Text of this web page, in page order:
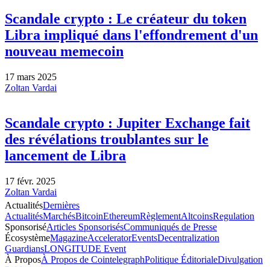
Scandale crypto : Le créateur du token
Libra impliqué dans l'effondrement d'un
nouveau memecoin
17 mars 2025
Zoltan Vardai
Scandale crypto : Jupiter Exchange fait
des révélations troublantes sur le
lancement de Libra
17 févr. 2025
Zoltan Vardai
ActualitésDernières
ActualitésMarchésBitcoinEthereumRèglementAltcoinsRegulation
SponsoriséArticles SponsorisésCommuniqués de Presse
ÉcosystèmeMagazineAcceleratorEventsDecentralization
GuardiansLONGITUDE Event
À ProposÀ Propos de CointelegraphPolitique ÉditorialeDivulgation